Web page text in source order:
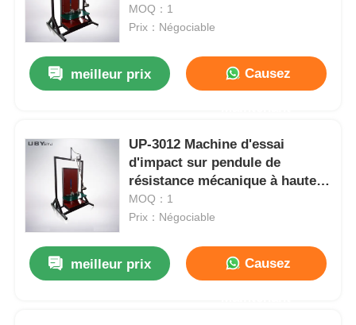
1200 mm) et service OEM/ODM
personnalisable
MOQ：1
Prix：Négociable
meilleur prix Causez
UP-3012 Machine d'essai
d'impact sur pendule de
résistance mécanique à haute
énergie avec hauteur d'impact
réglable (200-1200 mm) et
MOQ：1
Prix：Négociable
meilleur prix Causez